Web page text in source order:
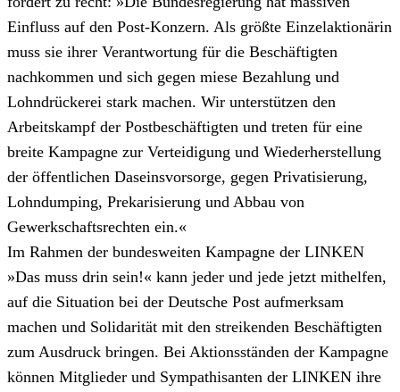
Einfluss auf den Post-Konzern. Als größte Einzelaktionärin
muss sie ihrer Verantwortung für die Beschäftigten
nachkommen und sich gegen miese Bezahlung und
Lohndrückerei stark machen. Wir unterstützen den
Arbeitskampf der Postbeschäftigten und treten für eine
breite Kampagne zur Verteidigung und Wiederherstellung
der öffentlichen Daseinsvorsorge, gegen Privatisierung,
Lohndumping, Prekarisierung und Abbau von
Gewerkschaftsrechten ein.«
Im Rahmen der bundesweiten Kampagne der LINKEN
»Das muss drin sein!« kann jeder und jede jetzt mithelfen,
auf die Situation bei der Deutsche Post aufmerksam
machen und Solidarität mit den streikenden Beschäftigten
zum Ausdruck bringen. Bei Aktionsständen der Kampagne
können Mitglieder und Sympathisanten der LINKEN ihre